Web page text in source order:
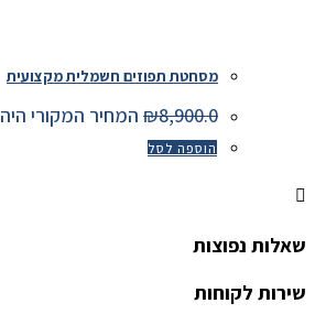
מסחטת תפוזים חשמלית מקצועית
₪8,900.0 המחיר המקורי היה: ₪8,900.0.
הוספה לסל
שאלות נפוצות
שירות לקוחות